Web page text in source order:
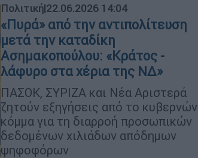
Πολιτική|22.06.2026 14:04
«Πυρά» από την αντιπολίτευση
μετά την καταδίκη
Ασημακοπούλου: «Κράτος -
λάφυρο στα χέρια της ΝΔ»
ΠΑΣΟΚ, ΣΥΡΙΖΑ και Νέα Αριστερά
ζητούν εξηγήσεις από το κυβερνών
κόμμα για τη διαρροή προσωπικών
δεδομένων χιλιάδων απόδημων
ψηφοφόρων